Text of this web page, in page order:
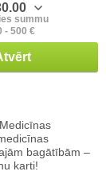
summu
- 500 €
bagātībām –
karti!